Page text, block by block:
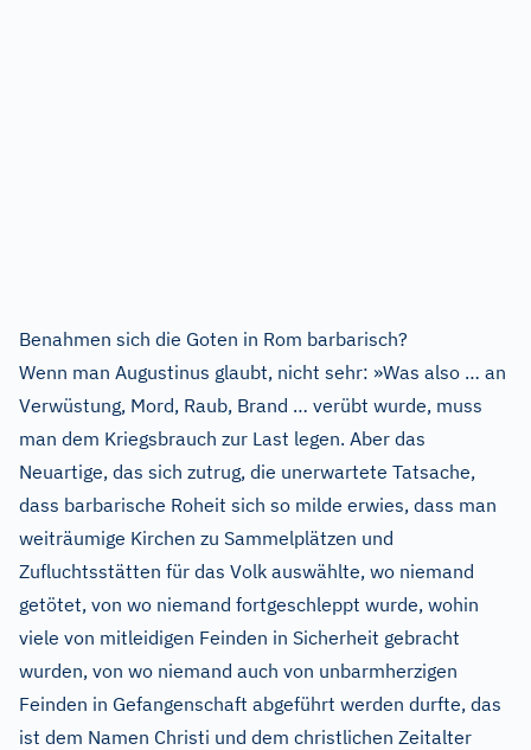
Benahmen sich die Goten in Rom barbarisch?
Wenn man Augustinus glaubt, nicht sehr: »Was also … an
Verwüstung, Mord, Raub, Brand … verübt wurde, muss
man dem Kriegsbrauch zur Last legen. Aber das
Neuartige, das sich zutrug, die unerwartete Tatsache,
dass barbarische Roheit sich so milde erwies, dass man
weiträumige Kirchen zu Sammelplätzen und
Zufluchtsstätten für das Volk auswählte, wo niemand
getötet, von wo niemand fortgeschleppt wurde, wohin
viele von mitleidigen Feinden in Sicherheit gebracht
wurden, von wo niemand auch von unbarmherzigen
Feinden in Gefangenschaft abgeführt werden durfte, das
ist dem Namen Christi und dem christlichen Zeitalter